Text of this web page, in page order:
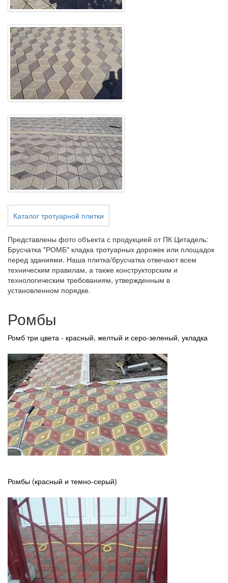
Каталог тротуарной плитки
Представлены фото объекта с продукцией от ПК Цитадель:
Брусчатка "РОМБ" кладка тротуарных дорожек или площадок
перед зданиями. Наша плитка/брусчатка отвечают всем
техническим правилам, а также конструкторским и
технологическим требованиям, утвержденным в
установленном порядке.
Ромбы
Ромб три цвета - красный, желтый и серо-зеленый, укладка
Ромбы (красный и темно-серый)